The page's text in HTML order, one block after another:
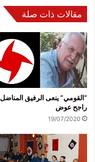
مقالات ذات صلة
“القومي” ينعى الرفيق المناضل
راجح عوض
19/07/2020